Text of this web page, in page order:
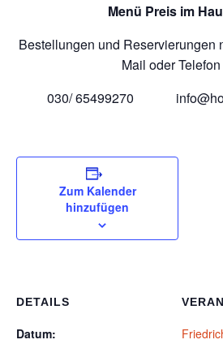
Menü Preis im
Bestellungen und Reservierungen
Mail oder
030/ 65499270
Zum Kalender
hinzufügen
DETAILS
Datum: